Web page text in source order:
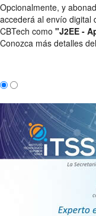
Opcionalmente, y
accederá al envío digital
CBTech como "J2EE -
Conozca más detalles del